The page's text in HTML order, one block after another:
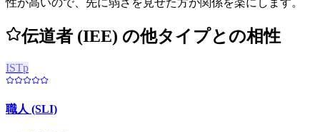
性が高いので、先に弱さを見せた方が関係を楽にします。
伝道者 (IEE) の他タイプとの相性
ISTp
職人 (SLI)